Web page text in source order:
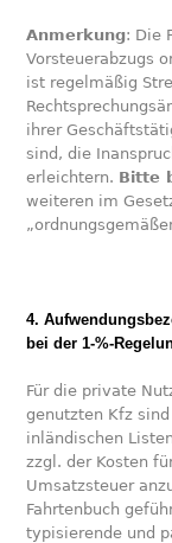
Anmerkung: Die
Vorsteuerabzugs
ist regelmäßig
ihrer
sind, die
erleichtern. Bitte
weiteren im
4.
bei der 1-%-
Für die private
genutzten Kfz
inländischen
zzgl. der Kosten
Umsatzsteuer
Fahrtenbuch
typisierende und